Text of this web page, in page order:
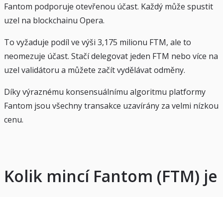
Fantom podporuje otevřenou účast. Každý může spustit
uzel na blockchainu Opera.
To vyžaduje podíl ve výši 3,175 milionu FTM, ale to
neomezuje účast. Stačí delegovat jeden FTM nebo více na
uzel validátoru a můžete začít vydělávat odměny.
Díky výraznému konsensuálnímu algoritmu platformy
Fantom jsou všechny transakce uzavírány za velmi nízkou
cenu.
Kolik mincí Fantom (FTM) je